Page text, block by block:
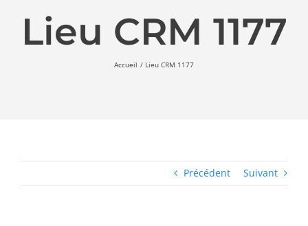
ACTIVITÉS
RAYONNEMENT ET PUBLICATIONS
Lieu CRM 1177
Accueil Lieu CRM 1177
Précédent Suivant